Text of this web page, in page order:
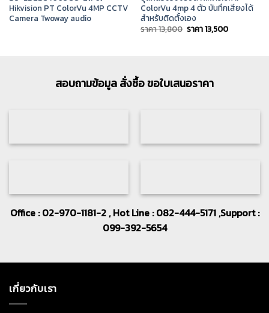
Hikvision PT ColorVu 4MP CCTV
Camera Twoway audio
ColorVu 4mp 4 ตัว บันทึกเสียงได้
สำหรับติดตั้งเอง
ราคา13,800 Original
13,800.
ราคา13,500Current
13,500.
สอบถามข้อมูล สั่งซื้อ ขอใบเสนอราคา
Office : 02-970-1181-2 , Hot Line : 082-444-5171 ,Support :
099-392-5654
เกี่ยวกับเรา